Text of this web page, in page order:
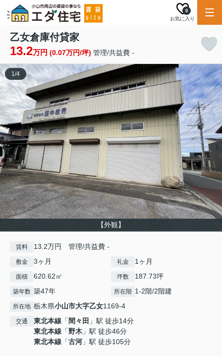
お気に入り
0
乙女倉庫付貸家
13.2万円 (0.07万円/坪) 管理/共益費 -
【外観】
1/4
賃料 13.2万円 管理/共益費 -
敷金 3ヶ月 礼金 1ヶ月
面積 620.62㎡ 坪数 187.73坪
築年数 築47年 所在階 1-2階/2階建
所在地 栃木県小山市大字乙女1169-4
交通 東北本線 「 間々田 」駅 徒歩14分
東北本線 「野木 」駅 徒歩46分
東北本線 「古河 」駅 徒歩105分